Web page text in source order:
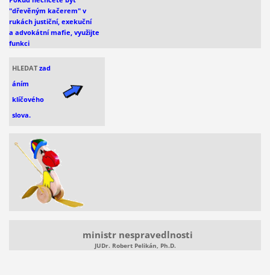
"dřevěným kačerem" v
rukách justiční, exekuční
a advokátní mafie, využijte
funkci
HLEDAT zad
áním
klíčového
slova.
ministr nespravedlnosti
JUDr. Robert Pelikán, Ph.D.